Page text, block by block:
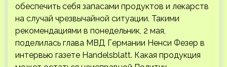
обеспечить себя запасами продуктов и лекарств
на случай чрезвычайной ситуации. Такими
рекомендациями в понедельник, 2 мая,
поделилась глава МВД Германии Ненси Фезер в
интервью газете Handelsblatt. Какая продукция